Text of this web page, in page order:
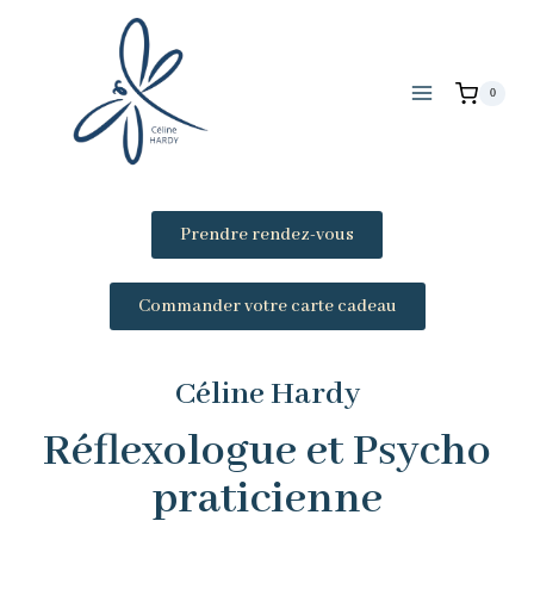
0
Prendre rendez-vous
Commander votre carte cadeau
Céline Hardy
Réflexologue et Psycho
praticienne